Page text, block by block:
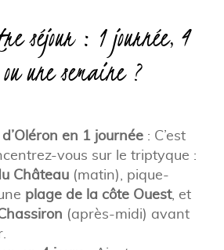
séjour : 1 journée, 4
une semaine ?
en 1 journée: C’est
vous sur le triptyque :
Château(matin), pique-
plage de la côte Ouest, et
(après-midi) avant